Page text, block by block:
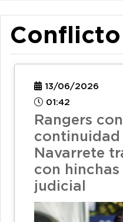
Conflicto
13/06/2026
01:42
Rangers
continuidad
Navarrete
con
judicial